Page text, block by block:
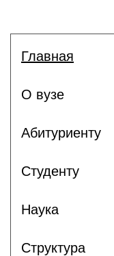
Главная
О вузе
Абитуриенту
Студенту
Наука
Структура